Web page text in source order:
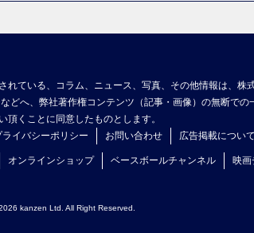
ている、コラム、ニュース、写真、その他情報は、
へ、弊社著作権コンテンツ（記事・画像）の無断で
くことに同意したものとします。
ライバシーポリシー お問い合わせ 広告掲載について
オンラインショップ ベースボールチャンネル 映画
kanzen Ltd. All Right Reserved.